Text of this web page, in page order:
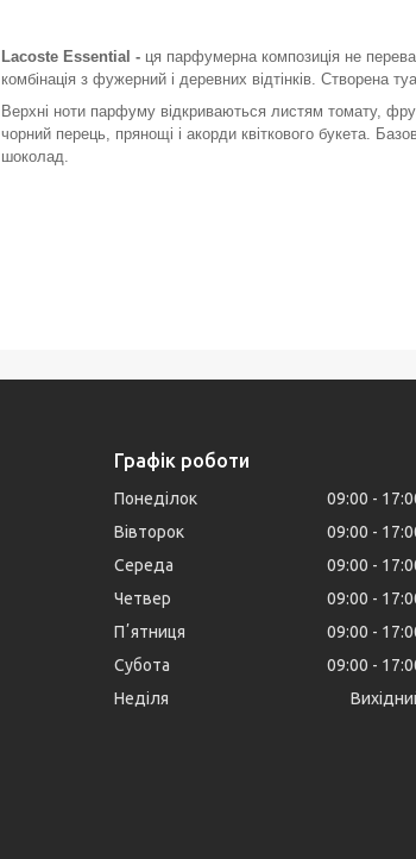
Lacoste Essential - ця парфумерна композиція не
комбінація з фужерний і деревних відтінків. Створена
Верхні ноти парфуму відкриваються листям томату,
чорний перець, прянощі і акорди квіткового букета.
шоколад.
Графік роботи
Понеділок 09:00
Вівторок
09:00
Середа
09:00
Четвер
09:00
Пʼятниця
09:00
Субота
09:00
Неділя